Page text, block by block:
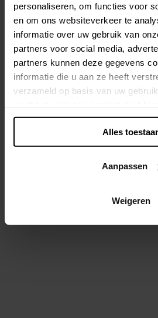
personaliseren, om functies voor
en om ons websiteverkeer te
informatie over uw gebruik van
partners voor social media,
partners kunnen deze gegevens
informatie die u aan ze heeft
verzameld op basis van uw
Alles
Aanpassen
Weigeren
Site is under maintenance,
soon!